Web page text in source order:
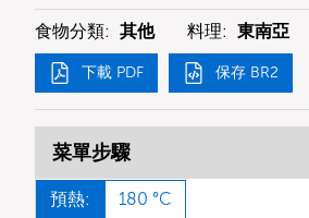
食物分類: 其他 料理: 東南亞
下載 PDF 保存 BR2
菜單步驟
預熱: 180 °C